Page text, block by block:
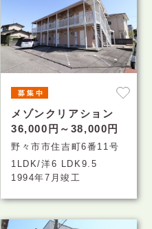
メゾンクリアション
36,000円～38,000円
野々市市住吉町6番11号
1LDK/洋6 LDK9.5
1994年7月竣工